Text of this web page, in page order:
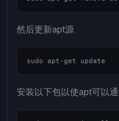
然后更新apt源
安装以下包以使apt可以